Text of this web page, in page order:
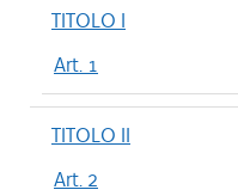
TITOLO I
Art. 1
TITOLO II
Art. 2